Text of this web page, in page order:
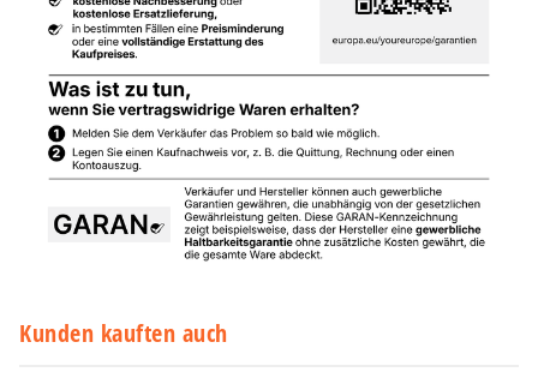
Kunden kauften auch